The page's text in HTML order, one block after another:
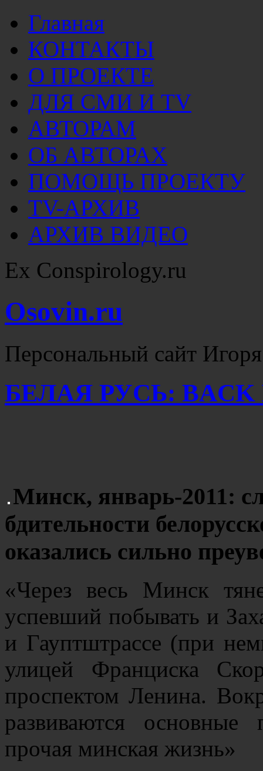
Главная
КОНТАКТЫ
О ПРОЕКТЕ
ДЛЯ СМИ И TV
АВТОРАМ
ОБ АВТОРАХ
ПОМОЩЬ ПРОЕКТУ
TV-АРХИВ
АРХИВ ВИДЕО
Ex Conspirology.ru
Osovin.ru
Персональный сайт
БЕЛАЯ РУСЬ: BACK
Минск, январь-2011:
бдительности
оказались сильно
«Через весь Минск
успевший побывать и
и Гауптштрассе (при
улицей Франциска
проспектом Ленина.
развиваются
прочая минская жизнь»